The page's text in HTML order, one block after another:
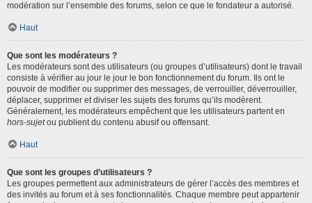
modération sur l’ensemble des forums, selon ce que le fondateur a autorisé.
Haut
Que sont les modérateurs ?
Les modérateurs sont des utilisateurs (ou groupes d’utilisateurs) dont le travail
consiste à vérifier au jour le jour le bon fonctionnement du forum. Ils ont le
pouvoir de modifier ou supprimer des messages, de verrouiller, déverrouiller,
déplacer, supprimer et diviser les sujets des forums qu’ils modèrent.
Généralement, les modérateurs empêchent que les utilisateurs partent en
hors-sujetou publient du contenu abusif ou offensant.
Haut
Que sont les groupes d’utilisateurs ?
Les groupes permettent aux administrateurs de gérer l’accès des membres et
des invités au forum et à ses fonctionnalités. Chaque membre peut appartenir